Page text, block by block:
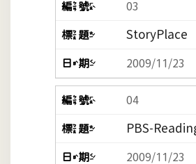
03
StoryPlace
2009/11/23
04
PBS-
2009/11/23